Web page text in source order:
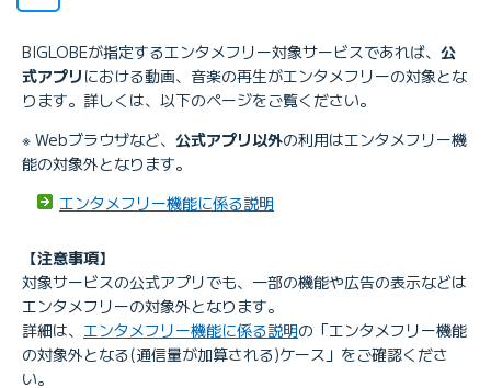
BIGLOBEが指定するエンタメフリー対象サービスであれば、 公
式アプリ における動画、音楽の再生がエンタメフリーの対象とな
ります。詳しくは、以下のページをご覧ください。
※ Webブラウザなど、 公式アプリ以外の利用はエンタメフリー機
能の対象外となります。
エンタメフリー機能に係る説明
【注意事項】
対象サービスの公式アプリでも、一部の機能や広告の表示などは
エンタメフリーの対象外となります。
詳細は、 エンタメフリー機能に係る説明の「エンタメフリー機能
の対象外となる(通信量が加算される)ケース」をご確認くださ
い。